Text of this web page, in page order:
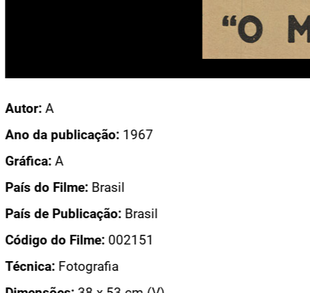
Autor:A
Ano da publicação:1967
Gráfica:A
País do Filme:Brasil
País de Publicação:Brasil
Código do Filme:002151
Técnica:Fotografia